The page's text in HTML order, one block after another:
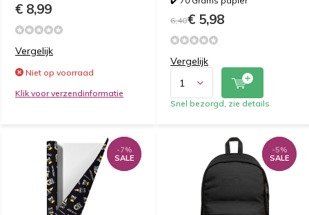
€ 8,99
Vergelijk
Niet op voorraad
Klik voor verzendinformatie
6,40€ 5,98
Vergelijk
Snel bezorgd, zie details
-7%
SALE
-7%
SALE
-5%
SALE
-5%
SALE